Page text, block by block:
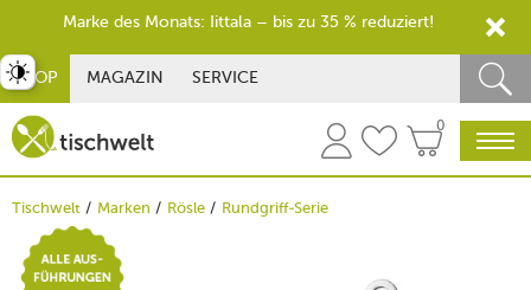
SHOP MAGAZIN SERVICE
0
Tischwelt Marken Rösle Rundgriff-Serie
umschalten
Marke des Monats: Iittala – bis zu 35 % reduziert!